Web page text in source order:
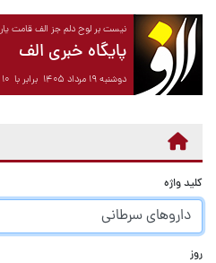
نیست بر لوح دلم جز الف قامت یار
پایگاه خبری الف
دوشنبه ۱۹ مرداد ۱۴۰۵ برابر با ۱۰ آگوست ۲۰۲۶
کلید واژه
روز